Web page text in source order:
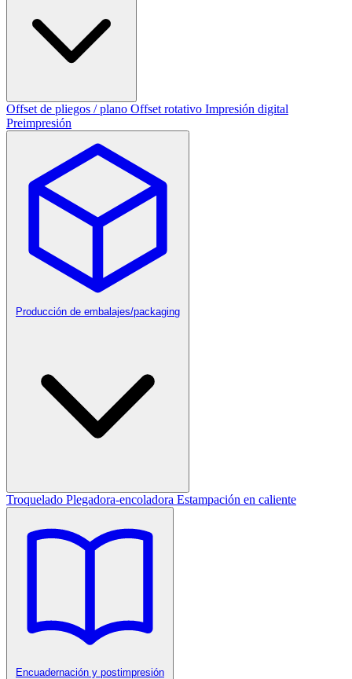
Offset de pliegos / plano Offset rotativo Impresión digital
Preimpresión
Producción de embalajes/packaging
Troquelado Plegadora-encoladora Estampación en caliente
Encuadernación y postimpresión